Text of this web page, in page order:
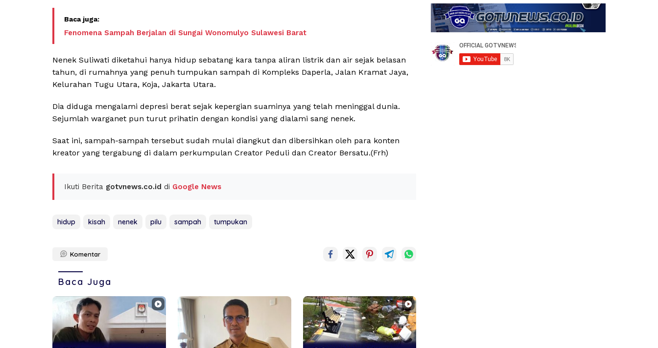
Fenomena Sampah Berjalan di Sungai Wonomulyo Sulawesi Barat
Nenek Suliwati diketahui hanya hidup sebatang kara tanpa aliran listrik dan air sejak belasan
tahun, di rumahnya yang penuh tumpukan sampah di Kompleks Daperla, Jalan Kramat Jaya,
Kelurahan Tugu Utara, Koja, Jakarta Utara.
Dia diduga mengalami depresi berat sejak kepergian suaminya yang telah meninggal dunia.
Sejumlah warganet pun turut prihatin dengan kondisi yang dialami sang nenek.
Saat ini, sampah-sampah tersebut sudah mulai diangkut dan dibersihkan oleh para konten
kreator yang tergabung di dalam perkumpulan Creator Peduli dan Creator Bersatu.(Frh)
Ikuti Berita gotvnews.co.id di Google News
hidup kisah nenek pilu sampah tumpukan
Komentar
Baca Juga